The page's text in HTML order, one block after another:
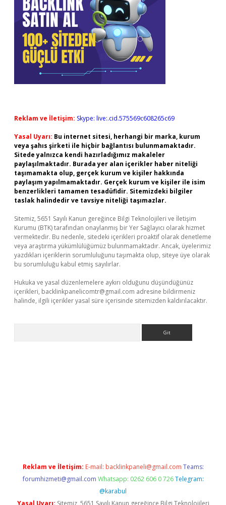
Reklam ve İletişim: Skype: live:.cid.575569c608265c69
Yasal Uyarı: Bu internet sitesi, herhangi bir marka, kurum
veya şahıs şirketi ile hiçbir bağlantısı bulunmamaktadır.
Sitede yalnızca kendi hazırladığımız makaleler
paylaşılmaktadır. Burada yer alan içerikler haber niteliği
taşımamakta olup, gerçek kurum ve kişiler hakkında
paylaşım yapılmamaktadır. Gerçek kurum ve kişiler ile isim
benzerlikleri tamamen tesadüfidir. Sitemizdeki bilgiler
taslak halindedir ve tavsiye niteliği taşımazlar.
Sitemiz, 5651 Sayılı Kanun gereğince Bilgi Teknolojileri ve İletişim
Kurumu (BTK) tarafından onaylanmış bir Yer Sağlayıcı olarak hizmet
vermektedir. Bu nedenle, sitedeki içerikleri proaktif olarak denetleme
veya araştırma yükümlülüğümüz bulunmamaktadır. Ancak, üyelerimiz
yazdıkları içeriklerin sorumluluğunu taşımakta olup, siteye üye olarak
bu sorumluluğu kabul etmiş sayılırlar.
Hukuka ve yasal düzenlemelere aykırı olduğunu düşündüğünüz
içerikleri, backlinkpanelicomtr@gmail.com adresine bildirmeniz
halinde, ilgili içerikler yasal süre içerisinde sitemizden kaldırılacaktır.
Reklam ve İletişim: E-mail: backlinkpaneli@gmail.com Teams:
forumhizmeti@gmail.com Whatsapp: 0262 606 0 726 Telegram:
@karabul
Yasal Uyarı: Sitemiz, 5651 Sayılı Kanun gereğince Bilgi Teknolojileri